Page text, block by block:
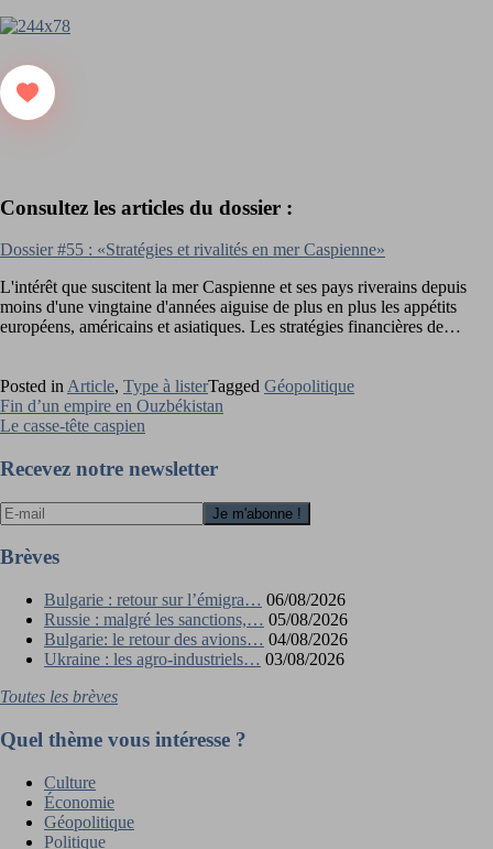
Consultez les articles du dossier :
Dossier #55 : «Stratégies et rivalités en mer Caspienne»
L'intérêt que suscitent la mer Caspienne et ses pays riverains depuis
moins d'une vingtaine d'années aiguise de plus en plus les appétits
européens, américains et asiatiques. Les stratégies financières de…
Posted in Article, Type à listerTagged Géopolitique
Navigation
de
l’article
Fin d’un empire en Ouzbékistan
Le casse-tête caspien
Recevez notre newsletter
Brèves
Bulgarie : retour sur l’émigra… 06/08/2026
Russie : malgré les sanctions,… 05/08/2026
Bulgarie: le retour des avions… 04/08/2026
Ukraine : les agro-industriels… 03/08/2026
Toutes les brèves
Quel thème vous intéresse ?
Culture
Économie
Géopolitique
Politique